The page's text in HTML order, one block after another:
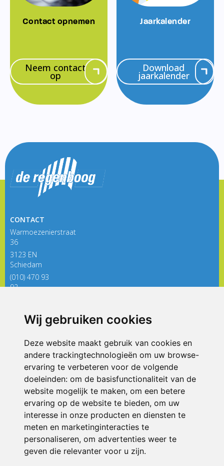
Wij gebruiken cookies
Deze website maakt gebruik van cookies en
andere trackingtechnologieën om uw browse-
ervaring te verbeteren voor de volgende
doeleinden: om de basisfunctionaliteit van de
website mogelijk te maken, om een betere
ervaring op de website te bieden, om uw
interesse in onze producten en diensten te
meten en marketinginteracties te
personaliseren, om advertenties weer te
geven die relevanter voor u zijn.
Contact opnemen
Neem contact
op
Jaarkalender
Download
jaarkalender
CONTACT
Warmoezenierstraat
36
3123 EN
Schiedam
(010) 470 93
92
ONDERDEEL VAN
© 2026 De Regenboog | Alle rechten voorbehouden
Privacy policy|Disclaimer| Klachtenregeling|RSIN en Anbi
voorkeuren